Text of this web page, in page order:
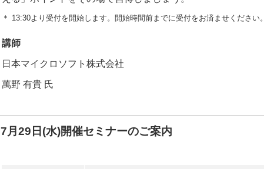
＊ 13:30より受付を開始します。開始時間前までに受付をお済ませください。
講師
日本マイクロソフト株式会社
萬野 有貴 氏
7月29日(水)開催セミナーのご案内